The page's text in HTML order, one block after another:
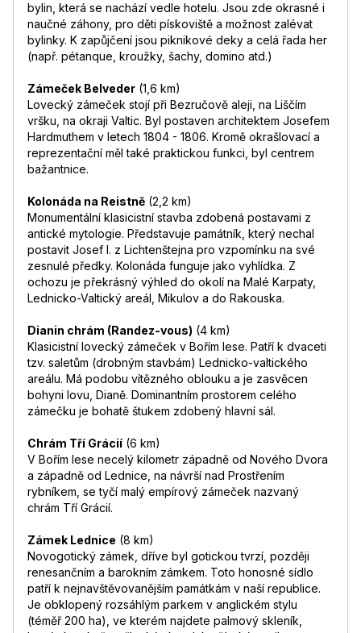
bylin, která se nachází vedle hotelu. Jsou zde okrasné i
naučné záhony, pro děti pískoviště a možnost zalévat
bylinky. K zapůjčení jsou piknikové deky a celá řada her
(např. pétanque, kroužky, šachy, domino atd.)
Zámeček Belveder (1,6 km)
Lovecký zámeček stojí při Bezručově aleji, na Liščím
vršku, na okraji Valtic. Byl postaven architektem Josefem
Hardmuthem v letech 1804 - 1806. Kromě okrašlovací a
reprezentační měl také praktickou funkci, byl centrem
bažantnice.
Kolonáda na Reistně (2,2 km)
Monumentální klasicistní stavba zdobená postavami z
antické mytologie. Představuje památník, který nechal
postavit Josef I. z Lichtenštejna pro vzpomínku na své
zesnulé předky. Kolonáda funguje jako vyhlídka. Z
ochozu je překrásný výhled do okolí na Malé Karpaty,
Lednicko-Valtický areál, Mikulov a do Rakouska.
Dianin chrám (Randez-vous) (4 km)
Klasicistní lovecký zámeček v Bořím lese. Patří k dvaceti
tzv. saletům (drobným stavbám) Lednicko-valtického
areálu. Má podobu vítězného oblouku a je zasvěcen
bohyni lovu, Dianě. Dominantním prostorem celého
zámečku je bohatě štukem zdobený hlavní sál.
Chrám Tří Grácií (6 km)
V Bořím lese necelý kilometr západně od Nového Dvora
a západně od Lednice, na návrší nad Prostřením
rybníkem, se tyčí malý empírový zámeček nazvaný
chrám Tří Grácií.
Zámek Lednice (8 km)
Novogotický zámek, dříve byl gotickou tvrzí, později
renesančním a barokním zámkem. Toto honosné sídlo
patří k nejnavštěvovanějším památkám v naší republice.
Je obklopený rozsáhlým parkem v anglickém stylu
(téměř 200 ha), ve kterém najdete palmový skleník,